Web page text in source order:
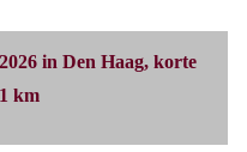
in Den Haag, korte
km